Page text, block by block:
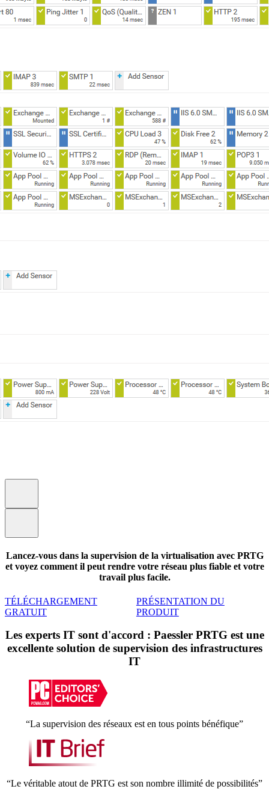
Lancez-vous dans la supervision de la virtualisation avec PRTG
et voyez comment il peut rendre votre réseau plus fiable et votre
travail plus facile.
TÉLÉCHARGEMENT
GRATUIT
PRÉSENTATION DU
PRODUIT
Les experts IT sont d'accord : Paessler PRTG est une
excellente solution de supervision des infrastructures
IT
“La supervision des réseaux est en tous points bénéfique”
“Le véritable atout de PRTG est son nombre illimité de possibilités”